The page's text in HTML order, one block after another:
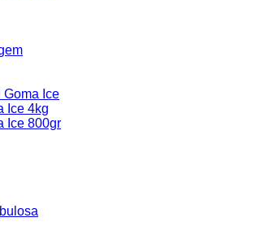
Goma Ice
Ice 4kg
Ice 800gr